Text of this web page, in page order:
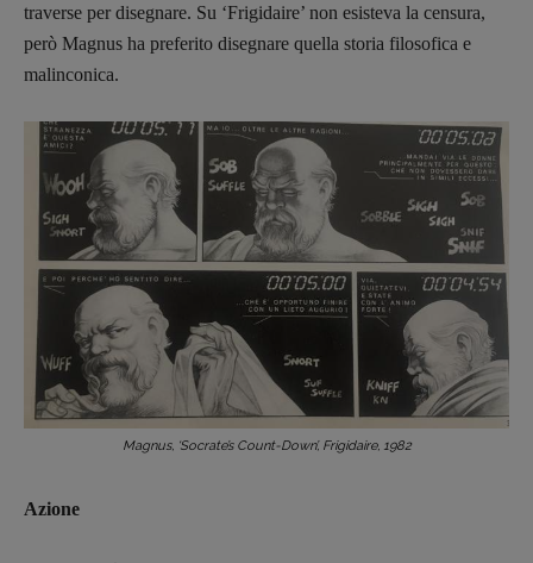
Vampirismi
Zong!
DIRETTRICE RESPONSABILE
Antonella Marrone
R EDAZIONE
Walter Catalano ,Giuseppe Costigliola
Anna da Re Roberto Derobertis,Elio
Grasso,Fabio Malagnini
Valentina
Marcoli
Elisabetta Michielin,Nicole
Spallina,Roberto Sturm,Tania Tonin
CONTATTI
Case editrici e coordinamento
recensioni:
traverse per disegnare. Su ‘Frigidaire’ non esisteva la censura,
però Magnus ha preferito disegnare quella storia filosofica e
malinconica.
Magnus, ‘Socrate’s Count-Down’, Frigidaire, 1982
Azione